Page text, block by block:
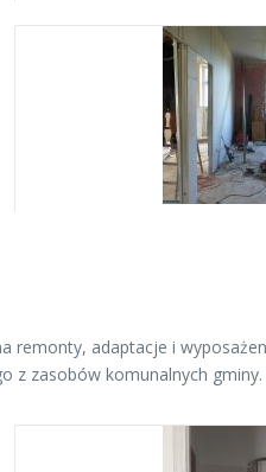
remonty, adaptacje i
z zasobów komunalnych gminy.